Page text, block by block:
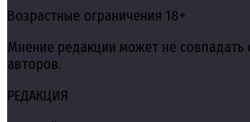
Возрастные ограничения 18+
Мнение редакции может не совпадать
авторов.
РЕДАКЦИЯ